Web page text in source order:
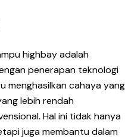
highbay adalah
penerapan teknologi
menghasilkan cahaya yang
lebih rendah
Hal ini tidak hanya
juga membantu dalam